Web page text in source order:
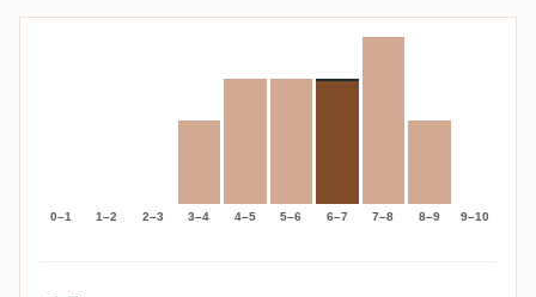
0–1 1–2 2–3 3–4 4–5 5–6 6–7 7–8 8–9 9–10